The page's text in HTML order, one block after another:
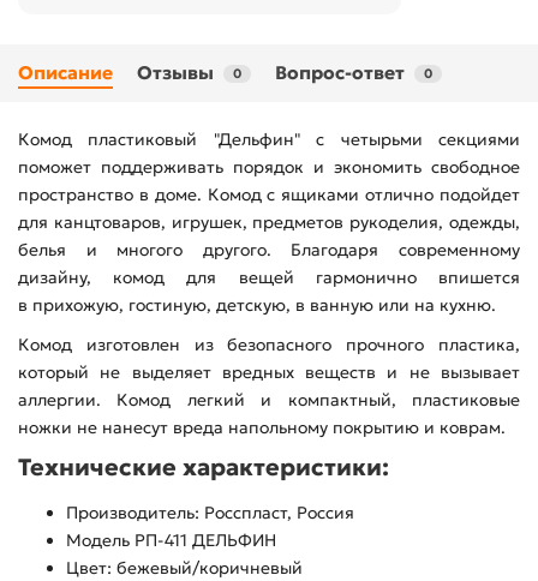
Описание Отзывы 0 Вопрос-ответ 0
Комод пластиковый "Дельфин" с четырьми секциями
поможет поддерживать порядок и экономить свободное
пространство в доме. Комод с ящиками отлично подойдет
для канцтоваров, игрушек, предметов рукоделия, одежды,
белья и многого другого. Благодаря современному
дизайну, комод для вещей гармонично впишется
в прихожую, гостиную, детскую, в ванную или на кухню.
Комод изготовлен из безопасного прочного пластика,
который не выделяет вредных веществ и не вызывает
аллергии. Комод легкий и компактный, пластиковые
ножки не нанесут вреда напольному покрытию и коврам.
Технические характеристики:
Производитель: Росспласт, Россия
Модель РП-411 ДЕЛЬФИН
Цвет: бежевый/коричневый